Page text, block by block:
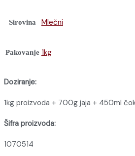
Sirovina Mlečni
Pakovanje 1kg
Doziranje:
1kg proizvoda + 700g jaja + 450ml
Šifra proizvoda:
1070514